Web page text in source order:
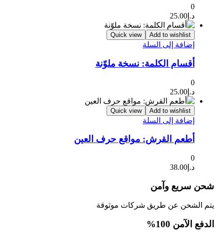
0
د.إ 25.00
Add to wishlist
Quick view
إضافة إلى السلة
أقسام الكلمة: نسخة ملوّنة
0
د.إ 25.00
Add to wishlist
Quick view
إضافة إلى السلة
أطعم القرش: مواقع حرف العين
0
د.إ 38.00
شحن سريع وآمن
يتم الشحن عن طريق شركات موثوقة
الدفع الآمن 100%